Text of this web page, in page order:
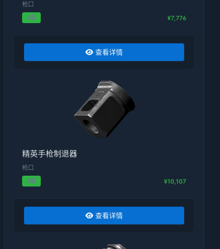
枪口
2级
¥7,776
查看详情
精英手枪制退器
枪口
2级
¥10,107
查看详情